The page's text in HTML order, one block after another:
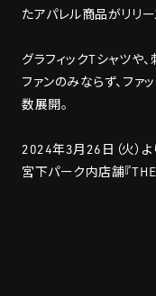
たアパレル商品がリリー
グラフィックTシャツや
ファンのみならず、ファ
数展開。
2024年3月26日（火）
宮下パーク内店舗『